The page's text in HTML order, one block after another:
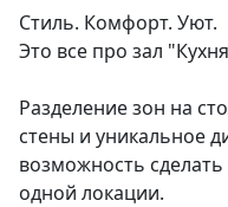
Стиль. Комфорт. Уют.
Это все про зал
Разделение зон на
стены и уникальное
возможность
одной локации.